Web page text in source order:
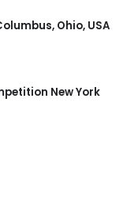
Ohio, USA
New York